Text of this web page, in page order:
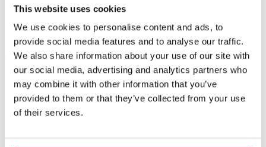
This website uses cookies
We use cookies to personalise content and ads, to
provide social media features and to analyse our traffic.
We also share information about your use of our site with
our social media, advertising and analytics partners who
may combine it with other information that you’ve
provided to them or that they’ve collected from your use
of their services.
Anderen kochten ook